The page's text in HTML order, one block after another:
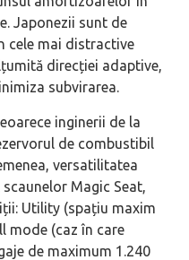
Japonezii sunt de
cele mai distractive
direcției adaptive,
subvirarea.
inginerii de la
de combustibil
versatilitatea
Magic Seat,
Utility (spațiu maxim
mode (caz în care
de maximum 1.240